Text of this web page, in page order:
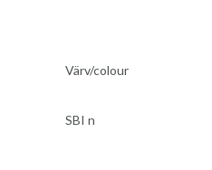
Värv/colour
SBI n